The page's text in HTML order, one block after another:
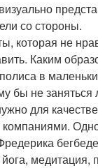
со стороны.
которая не
Каким
в
бы не
для
медитация,